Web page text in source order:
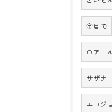
金目で
ロアー
サザナ
エコジ